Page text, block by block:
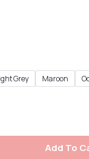
Grey Maroon
Add To